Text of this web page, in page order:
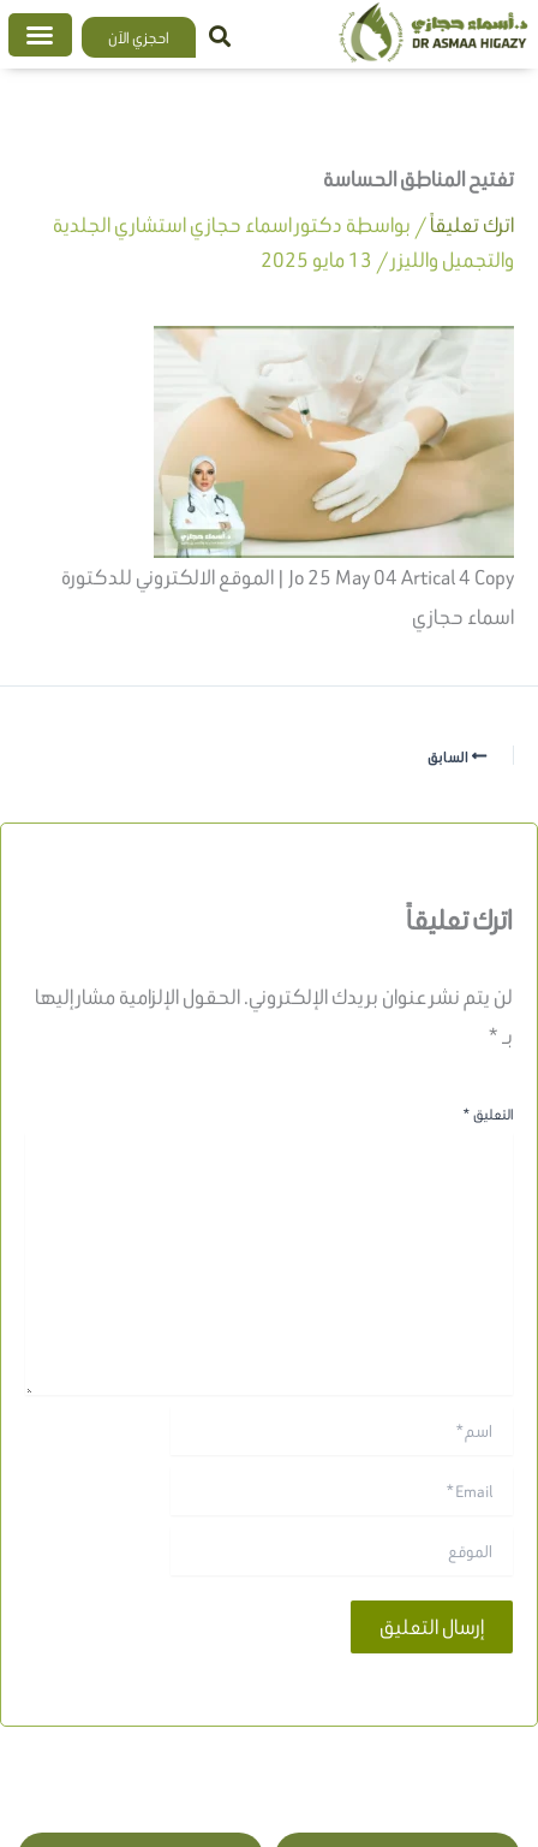
تخطي
إلى
احجزي الآن
تفتيح المناطق الحساسة
اترك تعليقاً/ بواسطة دكتور اسماء حجازي استشاري الجلدية
والتجميل والليزر/ 13 مايو 2025
Jo 25 May 04 Artical 4 Copy | الموقع الالكتروني للدكتورة
اسماء حجازي
السابق
اترك تعليقاً
لن يتم نشر عنوان بريدك الإلكتروني.الحقول الإلزامية مشار إليها
بـ*
التعليق*